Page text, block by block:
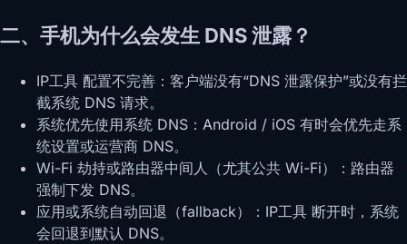
二、手机为什么会发生 DNS 泄露？
IP工具 配置不完善：客户端没有“DNS 泄露保护”或没有拦
截系统 DNS 请求。
系统优先使用系统 DNS：Android / iOS 有时会优先走系
统设置或运营商 DNS。
Wi-Fi 劫持或路由器中间人（尤其公共 Wi-Fi）：路由器
强制下发 DNS。
应用或系统自动回退（fallback）：IP工具 断开时，系统
会回退到默认 DNS。